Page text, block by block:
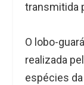
transmitida
O lobo-
realizada
espécies